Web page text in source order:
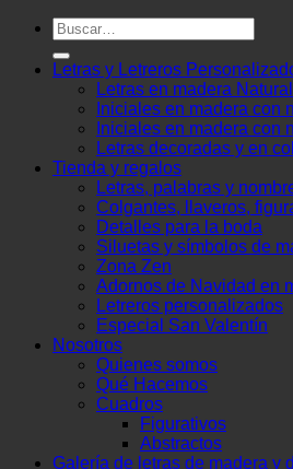
Buscar
por:
Letras y Letreros
Letras en madera Natural
Iniciales en madera con
Iniciales en madera con
Letras decoradas y en
Tienda y regalos
Letras, palabras y
Colgantes, llaveros,
Detalles para la boda
Siluetas y símbolos de
Zona Zen
Adornos de Navidad en
Letreros personalizados
Especial San Valentín
Nosotros
Quienes somos
Qué Hacemos
Cuadros
Figurativos
Abstractos
Galería de letras de madera y